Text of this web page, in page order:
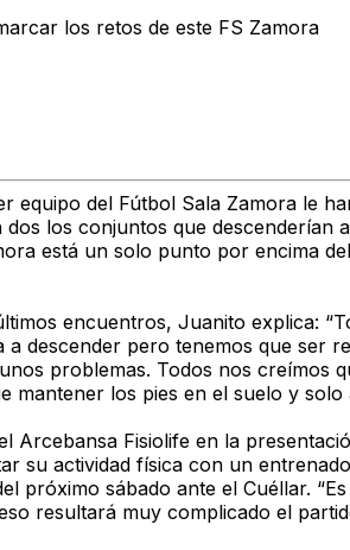
los retos de este FS Zamora
equipo del Fútbol Sala Zamora le
los conjuntos que
está un solo punto por encima
encuentros, Juanito explica:
descender pero tenemos que ser
problemas. Todos nos
mantener los pies en el suelo y
Arcebansa Fisiolife en la
su actividad física con un
próximo sábado ante el Cuéllar.
resultará muy complicado el